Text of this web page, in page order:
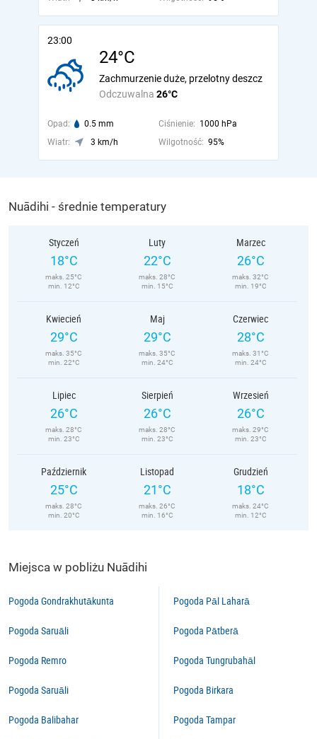
23:00
24°C
Odczuwalna 26°C
Zachmurzenie duże, przelotny deszcz
Opad: 0.5 mm Ciśnienie: 1000 hPa
Wiatr:
3 km/h Wilgotność: 95%
Nuādihi - średnie temperatury
Styczeń
18°C
maks. 25°C
min. 12°C
Luty
22°C
maks. 28°C
min. 15°C
Marzec
26°C
maks. 32°C
min. 19°C
Kwiecień
29°C
maks. 35°C
min. 22°C
Maj
29°C
maks. 35°C
min. 24°C
Czerwiec
28°C
maks. 31°C
min. 24°C
Lipiec
26°C
maks. 28°C
min. 23°C
Sierpień
26°C
maks. 28°C
min. 23°C
Wrzesień
26°C
maks. 29°C
min. 23°C
Październik
25°C
maks. 28°C
min. 20°C
Listopad
21°C
maks. 26°C
min. 16°C
Grudzień
18°C
maks. 24°C
min. 12°C
Miejsca w pobliżu Nuādihi
Pogoda Gondrakhutākunta
Pogoda Saruāli
Pogoda Remro
Pogoda Saruāli
Pogoda Balibahar
Pogoda Pāl Laharā
Pogoda Pātberā
Pogoda Tungrubahāl
Pogoda Birkara
Pogoda Tampar